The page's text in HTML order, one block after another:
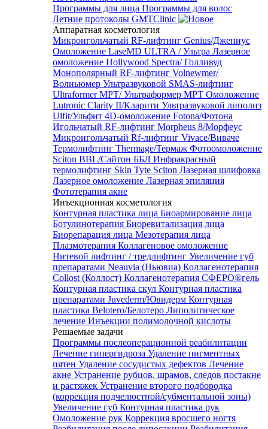
Программы для лица Программы для волос
Летние протоколы GMTClinic
Аппаратная косметология
Микроигольчатый RF-лифтинг Genius/Джениус
Омоложение LaseMD ULTRA / Ультра Лазерное
омоложение Hollywood Spectra/ Голливуд
Монополярный RF-лифтинг Volnewmer/
Волньюмер Ультразвуковой SMAS-лифтинг
Ultraformer MPT/ Ультраформер MPT Омоложение
Lutronic Clarity II/Кларити Ультразвуковой липолиз
Ulfit/Ульфит 4D-омоложение Fotona/Фотона
Игольчатый RF-лифтинг Morpheus 8/Морфеус
Микроигольчатый Rf-лифтинг Vivace/Виваче
Термолифтинг Thermage/Термаж Фотоомоложение
Sciton BBL/Сайтон ББЛ Инфракрасный
термолифтинг Skin Tyte Sciton Лазерная шлифовка
Лазерное омоложение Лазерная эпиляция
Фототерапия акне
Инъекционная косметология
Контурная пластика лица Биоармирование лица
Ботулинотерапия Биоревитализация лица
Биорепарация лица Мезотерапия лица
Плазмотерапия Коллагеновое омоложение
Нитевой лифтинг / тредлифтинг Увеличение губ
препаратами Neauvia (Ньювиа) Коллагенотерапия
Collost (Коллост) Коллагенотерапия СФЕРО®гель
Контурная пластика скул Контурная пластика
препаратами Juvederm/Ювидерм Контурная
пластика Belotero/Белотеро Липолитическое
лечение Инъекции полимолочной кислоты
Решаемые задачи
Программы послеоперационной реабилитации
Лечение гипергидроза Удаление пигментных
пятен Удаление сосудистых дефектов Лечение
акне Устранение рубцов, шрамов, следов постакне
и растяжек Устранение второго подбородка
(коррекция подчелюстной/субментальной зоны)
Увеличение губ Контурная пластика рук
Омоложение рук Коррекция вросшего ногтя